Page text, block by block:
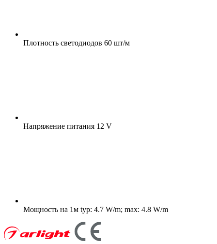
Плотность светодиодов 60 шт/м
Напряжение питания 12 V
Мощность на 1м typ: 4.7 W/m; max: 4.8 W/m